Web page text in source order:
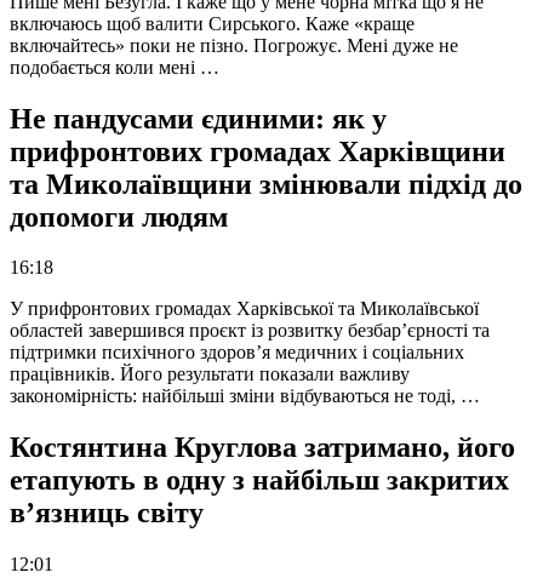
включаюсь щоб валити Сирського. Каже «краще
включайтесь» поки не пізно. Погрожує. Мені дуже не
подобається коли мені …
Не пандусами єдиними: як у
прифронтових громадах Харківщини
та Миколаївщини змінювали підхід до
допомоги людям
16:18
У прифронтових громадах Харківської та Миколаївської
областей завершився проєкт із розвитку безбар’єрності та
підтримки психічного здоров’я медичних і соціальних
працівників. Його результати показали важливу
закономірність: найбільші зміни відбуваються не тоді, …
Костянтина Круглова затримано, його
етапують в одну з найбільш закритих
в’язниць світу
12:01